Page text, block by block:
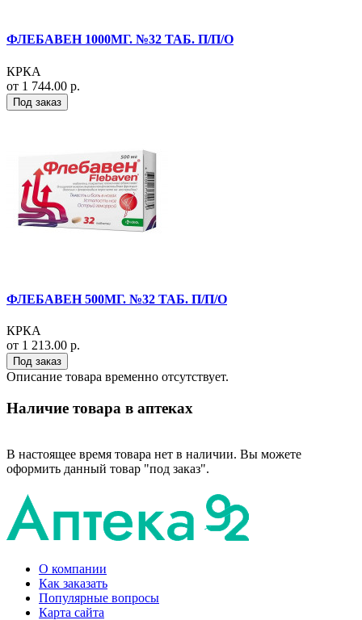
ФЛЕБАВЕН 1000МГ. №32 ТАБ. П/П/О
КРКА
от 1 744.00 р.
Под заказ
ФЛЕБАВЕН 500МГ. №32 ТАБ. П/П/О
КРКА
от 1 213.00 р.
Под заказ
Описание товара временно отсутствует.
Наличие товара в аптеках
В настоящее время товара нет в наличии. Вы можете
оформить данный товар "под заказ".
О компании
Как заказать
Популярные вопросы
Карта сайта